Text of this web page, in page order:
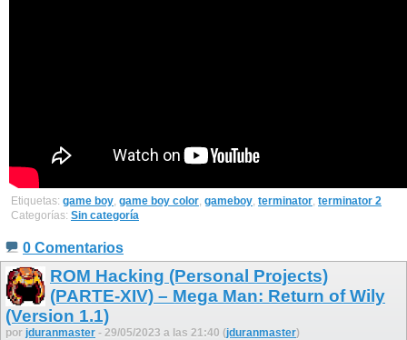
Etiquetas: game boy, game boy color, gameboy, terminator, terminator 2
Categorías: Sin categoría
0 Comentarios
ROM Hacking (Personal Projects)
(PARTE-XIV) – Mega Man: Return of Wily
(Version 1.1)
por jduranmaster - 29/05/2023 a las 21:40 (jduranmaster)